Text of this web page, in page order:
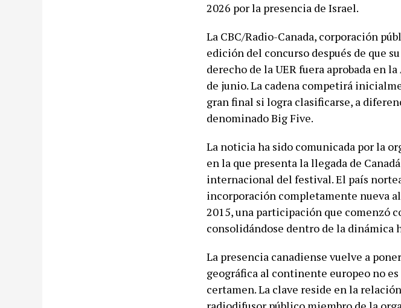
2026 por la presencia de Israel.
La CBC/Radio-Canada, corporación
edición del concurso después de que
derecho de la UER fuera aprobada en
de junio. La cadena competirá
gran final si logra clasificarse, a
denominado Big Five.
La noticia ha sido comunicada por la
en la que presenta la llegada de
internacional del festival. El país
incorporación completamente nueva
2015, una participación que comenzó
consolidándose dentro de la dinámica
La presencia canadiense vuelve a
geográfica al continente europeo no
certamen. La clave reside en la